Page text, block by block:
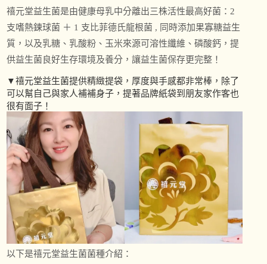
禧元堂益生菌是由健康母乳中分離出三株活性最高好菌：2
支嗜熱鍊球菌 ＋ 1 支比菲德氏龍根菌 , 同時添加果寡糖益生
質，以及乳糖、乳酸粉、玉米來源可溶性纖維、磷酸鈣，提
供益生菌良好生存環境及養分，讓益生菌保存更完整！
▼禧元堂益生菌提供精緻提袋，厚度與手感都非常棒，除了
可以幫自己與家人補補身子，提著品牌紙袋到朋友家作客也
很有面子！
以下是禧元堂益生菌菌種介紹：